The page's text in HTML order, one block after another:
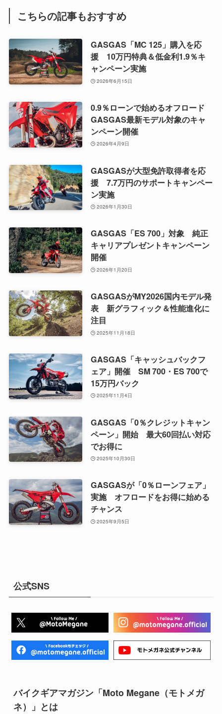
こちらの記事もおすすめ
GASGAS「MC 125」購入を応
援 10万円特典＆低金利1.9％キ
ャンペーン実施
2026年6月15日
0.9％ローンで始めるオフロード
GASGAS最新モデル対象のキャ
ンペーン開催
2026年4月9日
GASGASが大型免許取得者を応
援 7.7万円のサポートキャンペー
ン実施
2026年1月30日
GASGAS「ES 700」対象 純正
キャリアプレゼントキャンペーン
開催
2026年1月20日
GASGASがMY2026国内モデル発
表 新グラフィック＆性能進化に
注目
2025年11月18日
GASGAS「キャッシュバックフ
ェア」開催 SM 700・ES 700で
15万円バック
2025年11月4日
GASGAS「0％クレジットキャン
ペーン」開始 最大60回払い対応
でお得に
2025年10月30日
GASGASが「0％ローンフェア」
実施 オフロードをお得に始める
チャンス
2025年9月5日
公式SNS
バイクギアマガジン「Moto Megane（モトメガ
ネ）」とは